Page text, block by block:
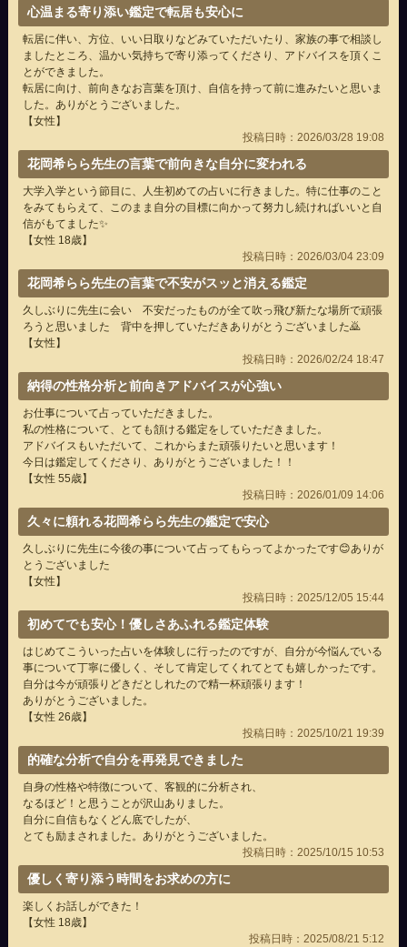
心温まる寄り添い鑑定で転居も安心に
転居に伴い、方位、いい日取りなどみていただいたり、家族の事で相談し
ましたところ、温かい気持ちで寄り添ってくださり、アドバイスを頂くこ
とができました。
転居に向け、前向きなお言葉を頂け、自信を持って前に進みたいと思いま
した。ありがとうございました。
【女性】
投稿日時：2026/03/28 19:08
花岡希らら先生の言葉で前向きな自分に変われる
大学入学という節目に、人生初めての占いに行きました。特に仕事のこと
をみてもらえて、このまま自分の目標に向かって努力し続ければいいと自
信がもてました✨️
【女性 18歳】
投稿日時：2026/03/04 23:09
花岡希らら先生の言葉で不安がスッと消える鑑定
久しぶりに先生に会い 不安だったものが全て吹っ飛び新たな場所で頑張
ろうと思いました 背中を押していただきありがとうございました🙇
【女性】
投稿日時：2026/02/24 18:47
納得の性格分析と前向きアドバイスが心強い
お仕事について占っていただきました。
私の性格について、とても頷ける鑑定をしていただきました。
アドバイスもいただいて、これからまた頑張りたいと思います！
今日は鑑定してくださり、ありがとうございました！！
【女性 55歳】
投稿日時：2026/01/09 14:06
久々に頼れる花岡希らら先生の鑑定で安心
久しぶりに先生に今後の事について占ってもらってよかったです😊ありが
とうございました
【女性】
投稿日時：2025/12/05 15:44
初めてでも安心！優しさあふれる鑑定体験
はじめてこういった占いを体験しに行ったのですが、自分が今悩んでいる
事について丁寧に優しく、そして肯定してくれてとても嬉しかったです。
自分は今が頑張りどきだとしれたので精一杯頑張ります！
ありがとうございました。
【女性 26歳】
投稿日時：2025/10/21 19:39
的確な分析で自分を再発見できました
自身の性格や特徴について、客観的に分析され、
なるほど！と思うことが沢山ありました。
自分に自信もなくどん底でしたが、
とても励まされました。ありがとうございました。
投稿日時：2025/10/15 10:53
優しく寄り添う時間をお求めの方に
楽しくお話しができた！
【女性 18歳】
投稿日時：2025/08/21 5:12